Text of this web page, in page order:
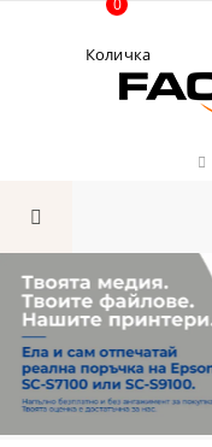
Количка
0